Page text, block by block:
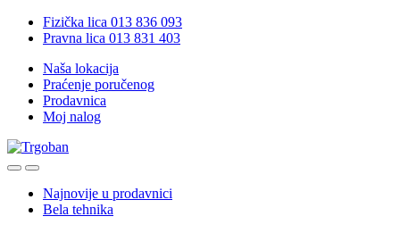
Skip
Skip
Fizička lica 013 836 093
Pravna lica 013 831 403
Naša lokacija
Praćenje poručenog
Prodavnica
Moj nalog
OpenClose
Najnovije u prodavnici
Bela tehnika